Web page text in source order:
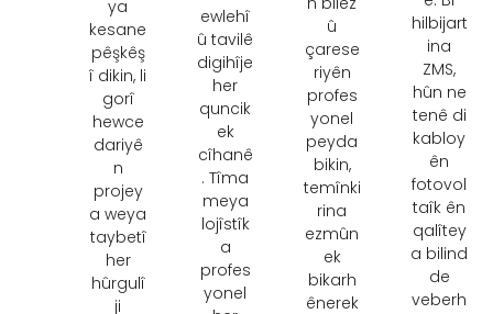
ya
kesane
pêşkêş
î dikin, li
gorî
hewce
dariyê
n
projey
a weya
taybetî
her
hûrgulî
ji
ewlehî
û tavilê
digihîje
her
quncik
ek
cîhanê
. Tîma
meya
lojîstîk
a
profes
yonel
û
çarese
riyên
profes
yonel
peyda
bikin,
temînki
rina
ezmûn
ek
bikarh
ênerek
hilbijart
ina
ZMS,
hûn ne
tenê di
kabloy
ên
fotovol
taîk ên
qalîtey
a bilind
de
veberh